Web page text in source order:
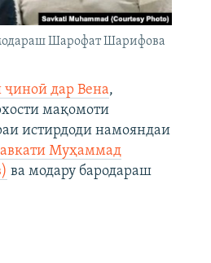
Шарофат Шарифова
ҷиноӣ дар Вена,
мақомоти
истирдоди намояндаи
Муҳаммад
ва модару бародараш